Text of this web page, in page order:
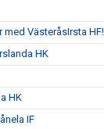
VästeråsIrsta HF!
HK
HK
IF